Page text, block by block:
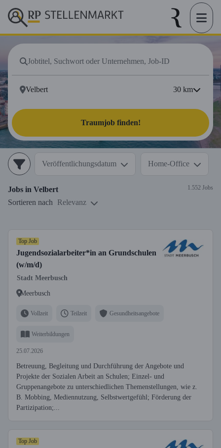
30 km
Traumjob finden!
Veröffentlichungsdatum Home-Office
Jobs in Velbert 1.552 Jobs
Sortieren nach Relevanz
Top Job
Jugendsozialarbeiter*in an Grundschulen
(w/m/d)
Stadt Meerbusch
Meerbusch
Vollzeit Teilzeit Gesundheitsangebote
Weiterbildungen
25.07.2026
Betreuung, Begleitung und Durchführung der Angebote und
Projekte der Sozialen Arbeit an Schulen; Einzel- und
Gruppenangebote zu unterschiedlichen Themenstellungen, wie z.
B. Mobbing, Mediennutzung, Selbstwertgefühl; Förderung der
Partizipation;...
Top Job